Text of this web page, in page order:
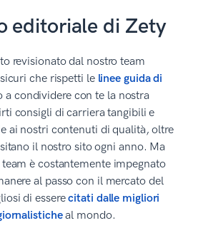
editoriale di Zety
revisionato dal nostro team
che rispetti le linee guida di
a condividere con te la nostra
consigli di carriera tangibili e
ai nostri contenuti di qualità, oltre
il nostro sito ogni anno. Ma
è costantemente impegnato
al passo con il mercato del
di esserecitati dalle migliori
al mondo.